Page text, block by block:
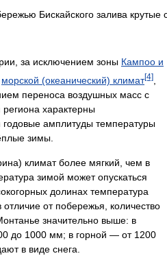
Бискайского залива крутые
за исключением зоны Кампоо и
морской (океанический) климат[4]
переноса воздушных масс с
региона характерны
годовые амплитуды температуры
зимы.
климат более мягкий, чем в
зимой может опускаться
долинах температура
от побережья, количество
значительно выше: в
до 1000 мм; в горной — от 1200
в виде снега.